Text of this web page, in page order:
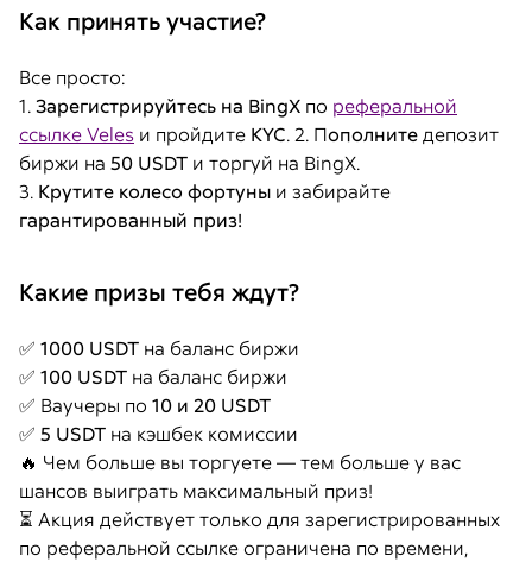
Как принять участие?
Все просто:
1.Зарегистрируйтесь на BingX по реферальной
ссылке Veles и пройдите KYC. 2. Пополнитедепозит
биржи на 50 USDT и торгуй на BingX.
3. Крутите колесо фортуны и забирайте
гарантированный приз!
Какие призы тебя ждут?
✅ 1000 USDT на баланс биржи
✅ 100 USDT на баланс биржи
✅ Ваучеры по 10 и 20 USDT
✅ 5 USDT на кэшбек комиссии
🔥 Чем больше вы торгуете — тем больше у вас
шансов выиграть максимальный приз!
⏳ Акция действует только для зарегистрированных
по реферальной ссылке ограничена по времени,